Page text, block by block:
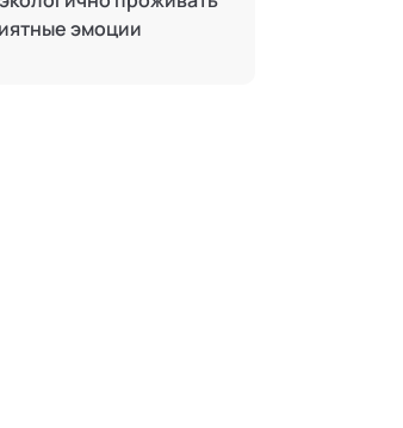
эмоции